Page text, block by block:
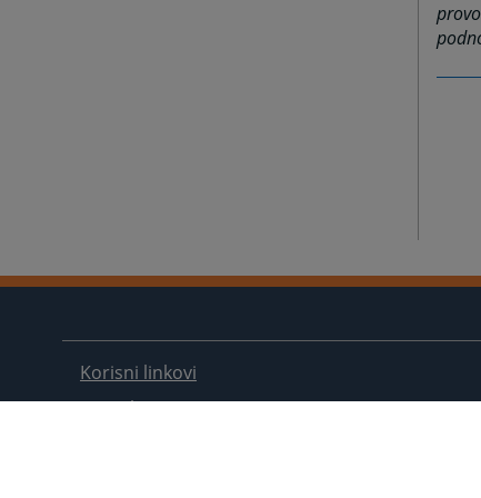
Korisni linkovi
Kontakt